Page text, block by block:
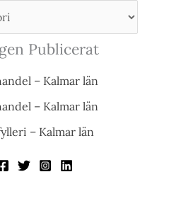
Publicerat
– Kalmar län
– Kalmar län
– Kalmar län